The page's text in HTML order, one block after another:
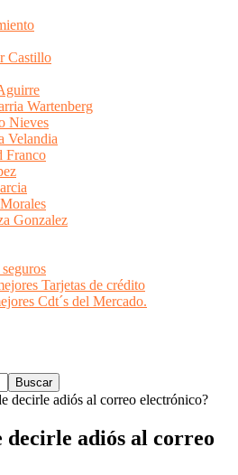
Castillo
Wartenberg
Nieves
Velandia
Franco
Gonzalez
Tarjetas de crédito
Cdt´s del Mercado.
decirle adiós al correo electrónico?
decirle adiós al correo